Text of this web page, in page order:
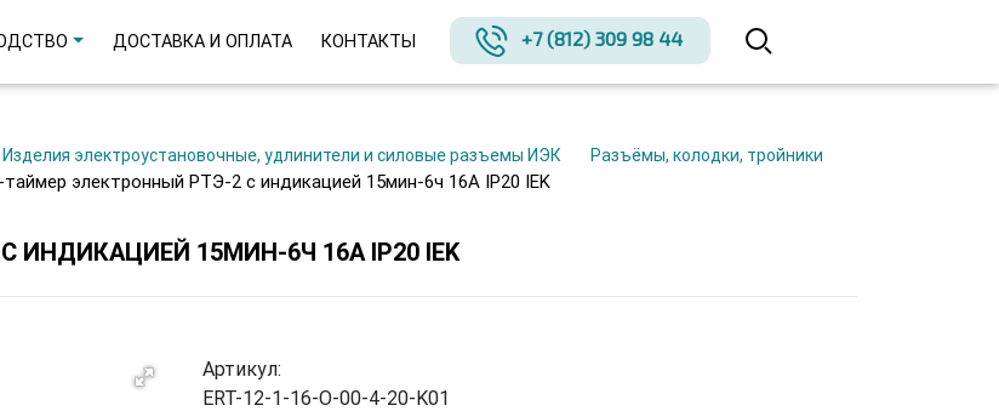
ДОСТАВКА И ОПЛАТА КОНТАКТЫ +7 (812) 309 98 44
Изделия электроустановочные, удлинители и силовые разъемы ИЭК
Разъёмы, колодки, тройники
таймер электронный РТЭ-2 с индикацией 15мин-6ч 16А IP20 IEK
15МИН-6Ч 16А IP20 IEK
Артикул:
ERT-12-1-16-O-00-4-20-K01